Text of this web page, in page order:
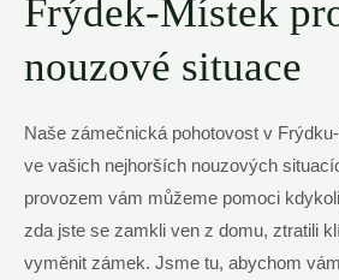
Frýdek-Místek
nouzové situace
Naše zámečnická pohotovost v
ve vašich nejhorších nouzových
provozem vám můžeme pomoci
zda jste se zamkli ven z domu, ztratili
vyměnit zámek. Jsme tu, abychom